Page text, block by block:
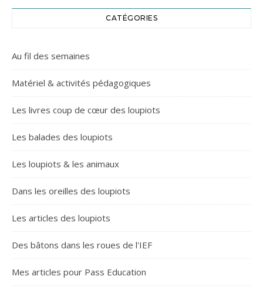
CATÉGORIES
Au fil des semaines
Matériel & activités pédagogiques
Les livres coup de cœur des loupiots
Les balades des loupiots
Les loupiots & les animaux
Dans les oreilles des loupiots
Les articles des loupiots
Des bâtons dans les roues de l'IEF
Mes articles pour Pass Education